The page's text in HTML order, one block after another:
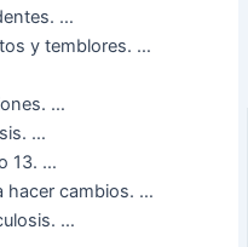
…
y temblores. …
…
…
13. …
hacer cambios. …
…